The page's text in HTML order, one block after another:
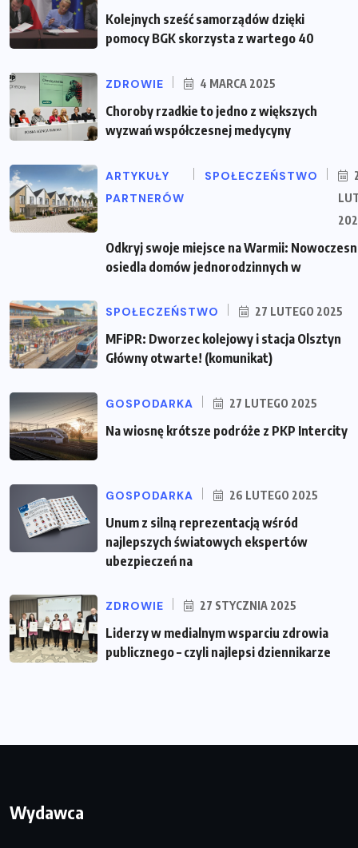
Kolejnych sześć samorządów dzięki
pomocy BGK skorzysta z wartego 40
ZDROWIE 4 MARCA 2025
Choroby rzadkie to jedno z większych
wyzwań współczesnej medycyny
ARTYKUŁY
PARTNERÓW
SPOŁECZEŃSTWO
Odkryj swoje miejsce na Warmii:
osiedla domów jednorodzinnych w
SPOŁECZEŃSTWO 27 LUTEGO 2025
MFiPR: Dworzec kolejowy i stacja Olsztyn
Główny otwarte! (komunikat)
GOSPODARKA 27 LUTEGO 2025
Na wiosnę krótsze podróże z PKP Intercity
GOSPODARKA 26 LUTEGO 2025
Unum z silną reprezentacją wśród
najlepszych światowych ekspertów
ubezpieczeń na
ZDROWIE 27 STYCZNIA 2025
Liderzy w medialnym wsparciu zdrowia
publicznego – czyli najlepsi dziennikarze
Wydawca